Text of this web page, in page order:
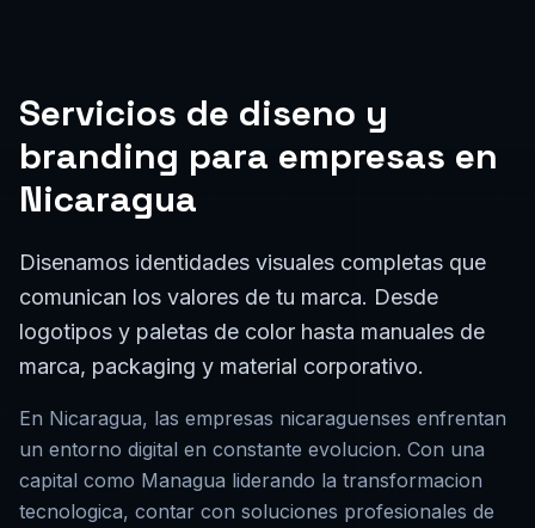
branding para empresas en
Nicaragua
comunican los valores de tu marca. Desde
logotipos y paletas de color hasta manuales de
marca, packaging y material corporativo.
un entorno digital en constante evolucion. Con una
capital comoManagualiderando la transformacion
tecnologica, contar con soluciones profesionales de
diseno y brandingse convierte en una ventaja